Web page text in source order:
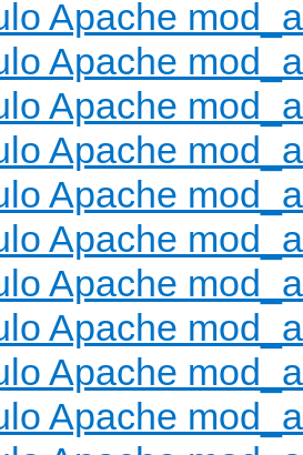
Apache
Apache
Apache
Apache
Apache
Apache
Apache
Apache
Apache
Apache